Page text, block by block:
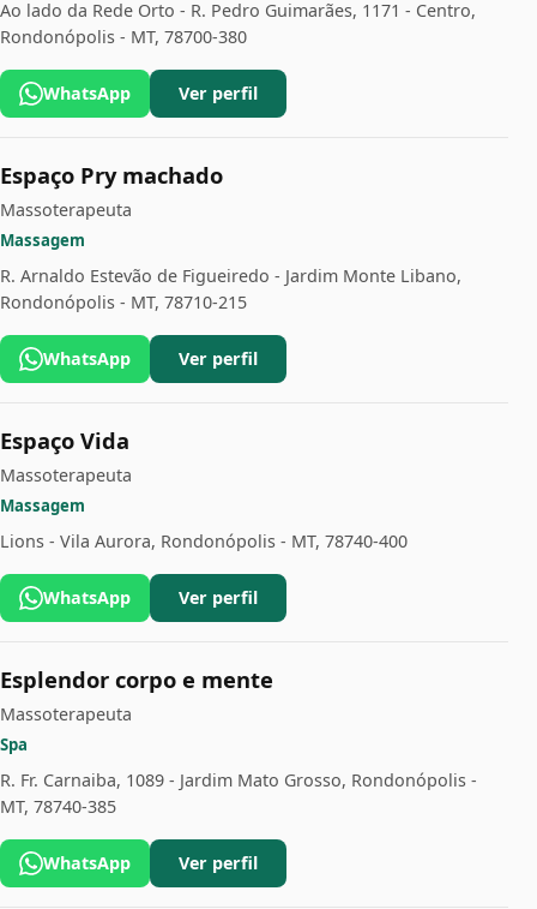
Ao lado da Rede Orto - R. Pedro Guimarães, 1171 - Centro,
Rondonópolis - MT, 78700-380
WhatsApp Ver perfil
Espaço Pry machado
Massoterapeuta
Massagem
R. Arnaldo Estevão de Figueiredo - Jardim Monte Libano,
Rondonópolis - MT, 78710-215
WhatsApp Ver perfil
Espaço Vida
Massoterapeuta
Massagem
Lions - Vila Aurora, Rondonópolis - MT, 78740-400
WhatsApp Ver perfil
Esplendor corpo e mente
Massoterapeuta
Spa
R. Fr. Carnaiba, 1089 - Jardim Mato Grosso, Rondonópolis -
MT, 78740-385
WhatsApp Ver perfil